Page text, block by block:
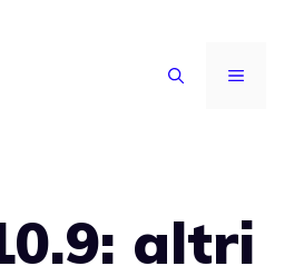
MENU
altri